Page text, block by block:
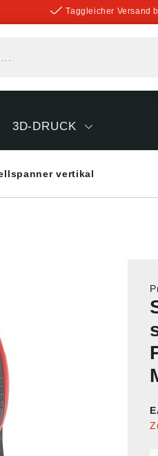
Taggleicher Versand
3D-DRUCK
vertikal